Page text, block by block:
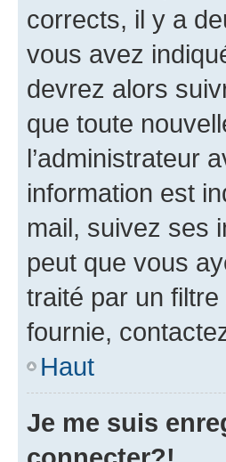
corrects, il y a
vous avez
devrez alors
que toute
l’administrateur
information est
mail, suivez ses
peut que vous
traité par un
fournie,
Haut
Je me suis